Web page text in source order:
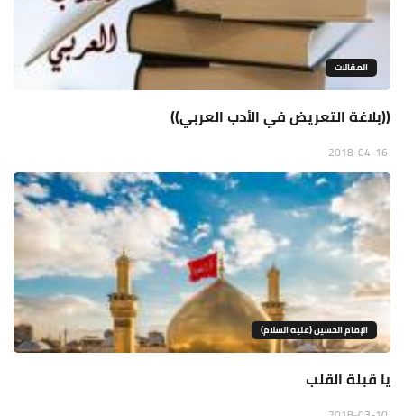
المقالات
((بلاغة التعريض في الأدب العربي))
الإمام الحسين (عليه السلام)
يا قبلة القلب